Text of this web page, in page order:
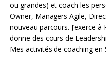
ou grandes) et coach les
Owner, Managers Agile,
nouveau parcours. J’exerce
donne des cours de
Mes activités de coaching en